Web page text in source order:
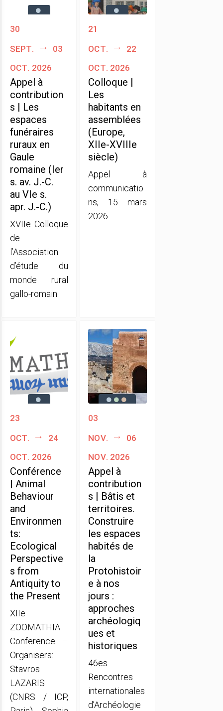
30
sept.
03
oct. 2026
Appel à
contribution
s | Les
espaces
funéraires
ruraux en
Gaule
romaine (Ier
s. av. J.-C.
au VIe s.
apr. J.-C.)
XVIIe Colloque
de
l’Association
d’étude du
monde rural
gallo-romain
21
oct.
22
oct. 2026
Colloque |
Les
habitants en
assemblées
(Europe,
XIIe-XVIIIe
siècle)
Appel à
communicatio
ns, 15 mars
2026
23
oct.
24
oct. 2026
Conférence
| Animal
Behaviour
and
Environmen
ts:
Ecological
Perspective
s from
Antiquity to
the Present
XIIe
ZOOMATHIA
Conference –
Organisers:
Stavros
LAZARIS
(CNRS / ICP,
03
nov.
06
nov. 2026
Appel à
contribution
s | Bâtis et
territoires.
Construire
les espaces
habités de
la
Protohistoir
e à nos
jours :
approches
archéologiq
ues et
historiques
46es
Rencontres
internationales
d’Archéologie